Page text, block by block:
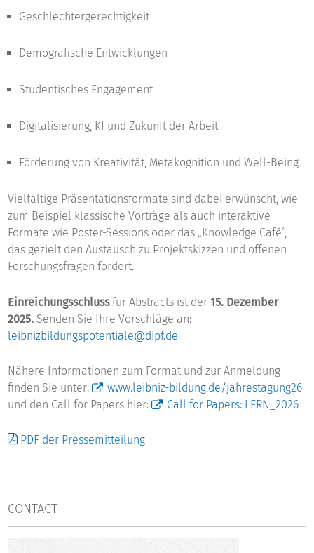
Geschlechtergerechtigkeit
Demografische Entwicklungen
Studentisches Engagement
Digitalisierung, KI und Zukunft der Arbeit
Förderung von Kreativität, Metakognition und Well-Being
Vielfältige Präsentationsformate sind dabei erwünscht, wie
zum Beispiel klassische Vorträge als auch interaktive
Formate wie Poster-Sessions oder das „Knowledge Café“,
das gezielt den Austausch zu Projektskizzen und offenen
Forschungsfragen fördert.
Einreichungsschlussfür Abstracts ist der15. Dezember
2025. Senden Sie Ihre Vorschläge an:
leibnizbildungspotentiale@dipf.de
Nähere Informationen zum Format und zur Anmeldung
finden Sie unter:
www.leibniz-bildung.de/jahrestagung26
und den Call for Papers hier:
Call for Papers: LERN_2026
PDF der Pressemitteilung
CONTACT